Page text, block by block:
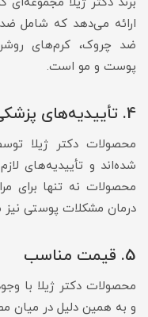
ارائه می‌دهد که شامل
ضد چروک، کرم‌های
پوست و مو است.
4. تأییدیه‌های پزشکی
محصولات دکتر ژیلا
شده‌اند و تأییدیه‌های
محصولات نه تنها برای
درمان مشکلات پوستی نیز
5. قیمت مناسب
محصولات دکتر ژیلا با
و به همین دلیل در میان